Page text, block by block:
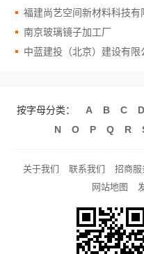
福建尚艺空间新材料科技有
南京玻璃镜子加工厂
中蓝建投（北京）建设有限
按字母分类： A B C D
N
O P Q R
关于我们 联系我们 招商服
网站地图